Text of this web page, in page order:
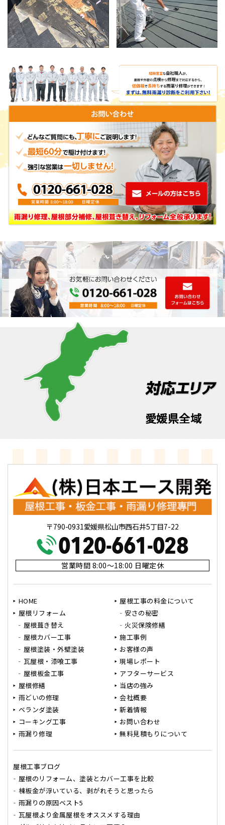
愛媛県全域
〒790-0931愛媛県松山市西石井5丁目7-22
営業時間 8:00～18:00 日曜定休
HOME
屋根リフォーム
屋根葺き替え
屋根カバー工事
屋根塗装・外壁塗装
瓦屋根・漆喰工事
屋根板金工事
屋根修繕
雨どいの修理
ベランダ塗装
コーキング工事
雨漏り修理
屋根工事の料金について
安さの秘密
火災保険修繕
施工事例
お客様の声
現場レポート
アフターサービス
当店の強み
会社概要
新着情報
お問い合わせ
無料見積もりについて
屋根工事ブログ
屋根のリフォーム、塗装とカバー工事を比較
棟板金が浮いている、剥がれそうと思ったら
雨漏りの原因ベスト5
瓦屋根より金属屋根をオススメする理由